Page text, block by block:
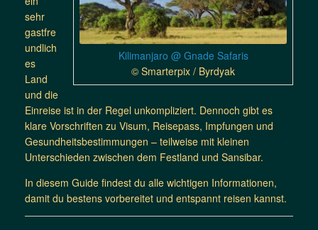
Kilimanjaro @ Gnade Safaris
© Smarterpix / Byrdyak
sehr
gastfre
undlich
es
Land
und die
Einreise ist in der Regel unkompliziert. Dennoch gibt es
klare Vorschriften zu Visum, Reisepass, Impfungen und
Gesundheitsbestimmungen – teilweise mit kleinen
Unterschieden zwischen dem Festland und Sansibar.
In diesem Guide findest du alle wichtigen Informationen,
damit du bestens vorbereitet und entspannt reisen kannst.